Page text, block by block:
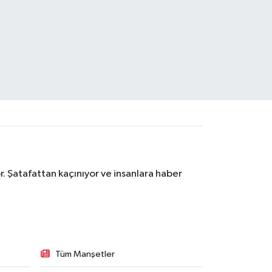
kaçınıyor ve insanlara haber
Tüm Manşetler